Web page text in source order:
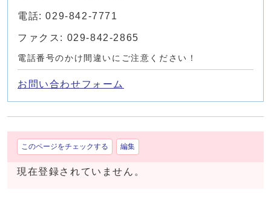
電話: 029-842-7771
ファクス: 029-842-2865
電話番号のかけ間違いにご注意ください！
お問い合わせフォーム
このページをチェックする 編集
現在登録されていません。